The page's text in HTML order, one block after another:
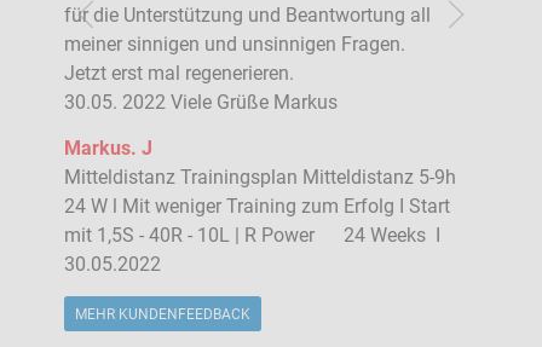
für die Unterstützung und Beantwortung all
meiner sinnigen und unsinnigen Fragen.
Jetzt erst mal regenerieren.
30.05. 2022 Viele Grüße Markus
Markus. J
Mitteldistanz Trainingsplan Mitteldistanz 5-9h
24 W l Mit weniger Training zum Erfolg I Start
mit 1,5S - 40R - 10L | R Power 24 Weeks I
30.05.2022
MEHR KUNDENFEEDBACK